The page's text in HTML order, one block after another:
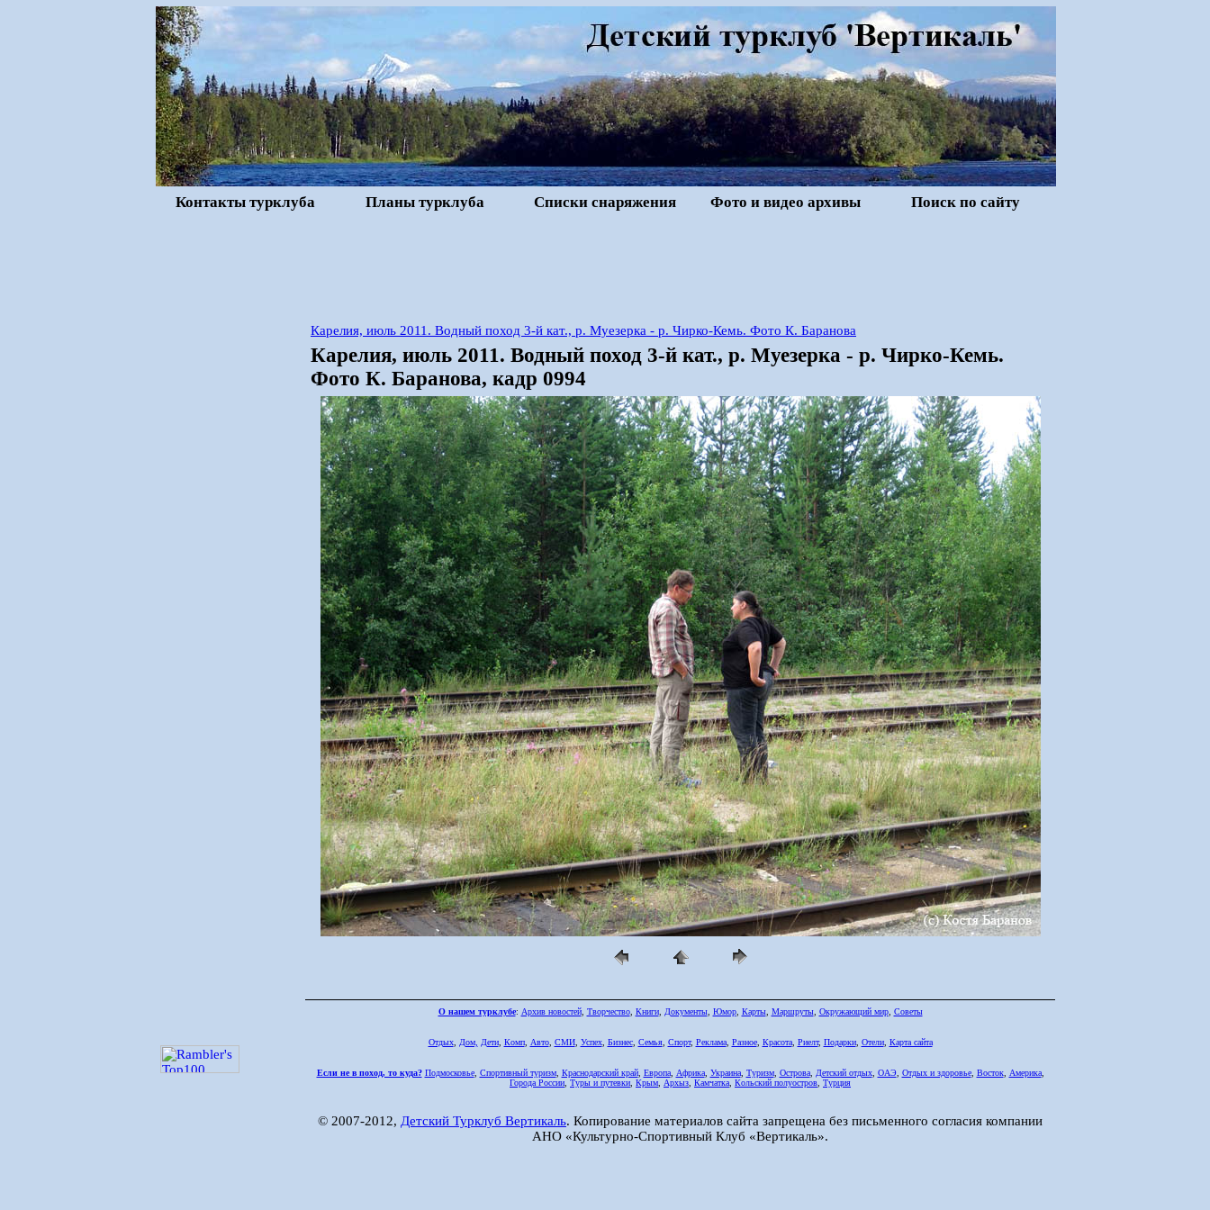
Контакты турклуба Планы турклуба Списки снаряжения Фото и видео архивы Поиск по сайту
Карелия, июль 2011. Водный поход 3-й кат., р. Муезерка - р. Чирко-Кемь. Фото К. Баранова
Карелия, июль 2011. Водный поход 3-й кат., р. Муезерка - р. Чирко-Кемь.
Фото К. Баранова, кадр 0994
О нашем турклубе: Архив новостей, Творчество, Книги, Документы, Юмор, Карты, Маршруты, Окружающий мир, Советы
Отдых, Дом, Дети, Комп, Авто, СМИ, Успех, Бизнес, Семья, Спорт, Реклама, Разное, Красота, Риелт, Подарки, Отели, Карта сайта
Если не в поход, то куда? Подмосковье, Спортивный туризм, Краснодарский край, Европа, Африка, Украина, Туризм, Острова, Детский отдых, ОАЭ, Отдых и здоровье, Восток, Америка,
Города России Туры и путевки Крым Архыз Камчатка Кольский полуостров Турция
© 2007-2012, Детский Турклуб Вертикаль. Копирование материалов сайта запрещена без письменного согласия компании
АНО «Культурно-Спортивный Клуб «Вертикаль».